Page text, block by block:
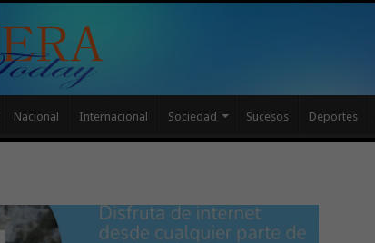
Nacional Internacional Sociedad Sucesos Deportes